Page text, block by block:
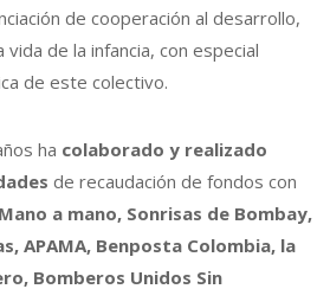
de cooperación al desarrollo,
de la infancia, con especial
de este colectivo.
ha colaborado y realizado
de recaudación de fondos con
Mano a mano, Sonrisas de Bombay,
APAMA, Benposta Colombia, la
Bomberos Unidos Sin